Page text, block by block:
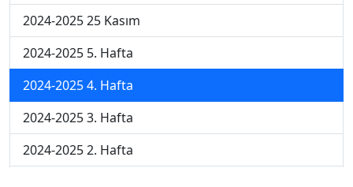
2024-2025 25 Kasım
2024-2025 5. Hafta
2024-2025 4. Hafta
2024-2025 3. Hafta
2024-2025 2. Hafta